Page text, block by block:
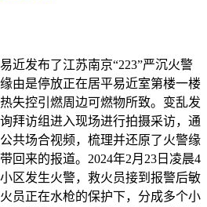
发布了江苏南京“223”严沉火警
由是停放正在居平易近室第楼一楼
失控引燃周边可燃物所致。变乱发
拜访组进入现场进行拍摄采访，通
共场合视频，梳理并还原了火警缘
回来的报道。2024年2月23日凌晨4
区发生火警，救火员接到报警后敏
员正在水枪的保护下，分成多个小